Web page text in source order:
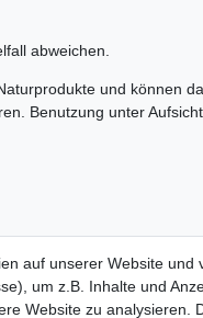
abweichen.
und können
Benutzung unter
auf unserer Website
um z.B. Inhalte und
Website zu analysieren.